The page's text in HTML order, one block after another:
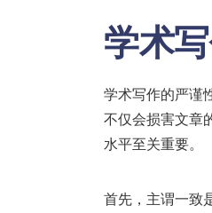
学术
学术写作的严谨
不仅会损害文章
水平至关重要。
首先，主谓一致